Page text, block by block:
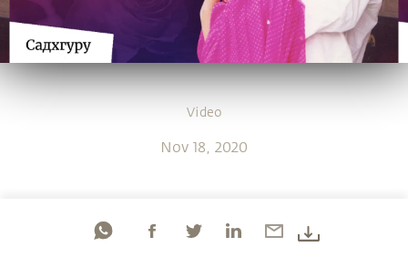
Video
Nov 18, 2020